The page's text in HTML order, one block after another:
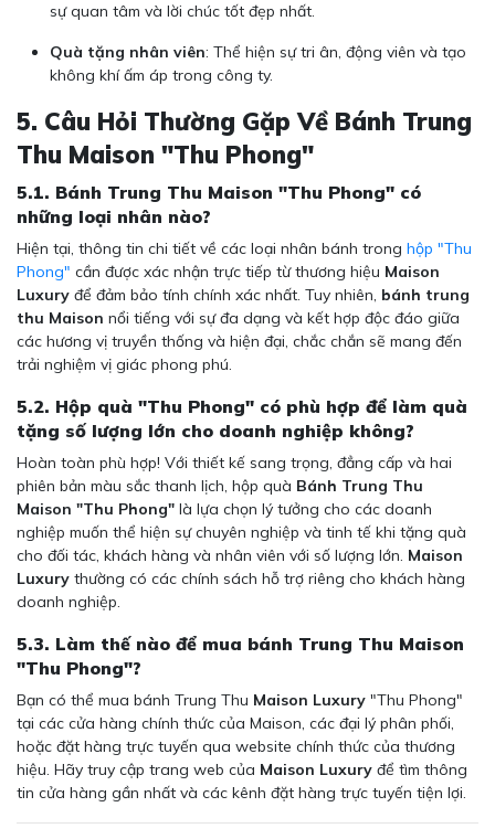
sự quan tâm và lời chúc tốt đẹp nhất.
Quà tặng nhân viên: Thể hiện sự tri ân, động viên và tạo
không khí ấm áp trong công ty.
5. Câu Hỏi Thường Gặp Về Bánh Trung
Thu Maison "Thu Phong"
5.1. Bánh Trung Thu Maison "Thu Phong" có
những loại nhân nào?
Hiện tại, thông tin chi tiết về các loại nhân bánh trong hộp "Thu
Phong" cần được xác nhận trực tiếp từ thương hiệu Maison
Luxury để đảm bảo tính chính xác nhất. Tuy nhiên, bánh trung
thu Maison nổi tiếng với sự đa dạng và kết hợp độc đáo giữa
các hương vị truyền thống và hiện đại, chắc chắn sẽ mang đến
trải nghiệm vị giác phong phú.
5.2. Hộp quà "Thu Phong" có phù hợp để làm quà
tặng số lượng lớn cho doanh nghiệp không?
Hoàn toàn phù hợp! Với thiết kế sang trọng, đẳng cấp và hai
phiên bản màu sắc thanh lịch, hộp quà Bánh Trung Thu
Maison "Thu Phong" là lựa chọn lý tưởng cho các doanh
nghiệp muốn thể hiện sự chuyên nghiệp và tinh tế khi tặng quà
cho đối tác, khách hàng và nhân viên với số lượng lớn. Maison
Luxury thường có các chính sách hỗ trợ riêng cho khách hàng
doanh nghiệp.
5.3. Làm thế nào để mua bánh Trung Thu Maison
"Thu Phong"?
Bạn có thể mua bánh Trung Thu Maison Luxury "Thu Phong"
tại các cửa hàng chính thức của Maison, các đại lý phân phối,
hoặc đặt hàng trực tuyến qua website chính thức của thương
hiệu. Hãy truy cập trang web của Maison Luxury để tìm thông
tin cửa hàng gần nhất và các kênh đặt hàng trực tuyến tiện lợi.